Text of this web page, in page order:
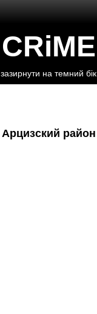
CRiME
зазирнути на темний бік
Арцизский район